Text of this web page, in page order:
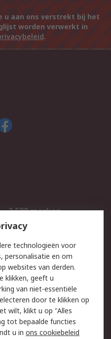
u aan ons verstrekt bij het
worden verwerkt in
.
2.500 merken
Inkoopoplossingen
Email veiligheid
Websitevoorwaarden
technologieën voor
personalisatie en om
websites van derden.
klikken, geeft u
van niet-essentiële
door te klikken op
wilt, klikt u op "Alles
tot bepaalde functies
u in ons cookiebeleid